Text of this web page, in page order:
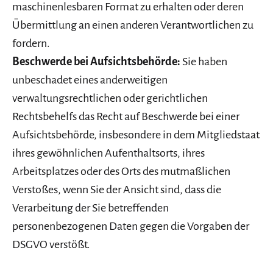
maschinenlesbaren Format zu erhalten oder deren
Übermittlung an einen anderen Verantwortlichen zu
fordern.
Beschwerde bei Aufsichtsbehörde: Sie haben
unbeschadet eines anderweitigen
verwaltungsrechtlichen oder gerichtlichen
Rechtsbehelfs das Recht auf Beschwerde bei einer
Aufsichtsbehörde, insbesondere in dem Mitgliedstaat
ihres gewöhnlichen Aufenthaltsorts, ihres
Arbeitsplatzes oder des Orts des mutmaßlichen
Verstoßes, wenn Sie der Ansicht sind, dass die
Verarbeitung der Sie betreffenden
personenbezogenen Daten gegen die Vorgaben der
DSGVO verstößt.